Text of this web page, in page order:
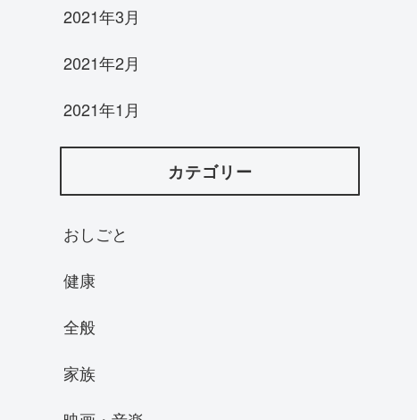
2021年3月
2021年2月
2021年1月
カテゴリー
おしごと
健康
全般
家族